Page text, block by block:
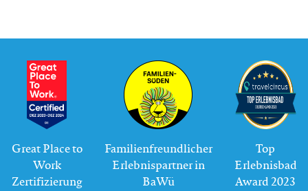
Great Place to
Work
Zertifizierung
Familienfreundlicher
Erlebnispartner in
BaWü
Top
Erlebnisbad
Award 2023